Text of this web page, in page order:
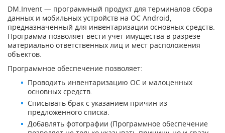
DM.Invent — программный продукт для терминалов сбора
данных и мобильных устройств на ОС Android,
предназначенный для инвентаризации основных средств.
Программа позволяет вести учет имущества в разрезе
материально ответственных лиц и мест расположения
объектов.
Программное обеспечение позволяет:
Проводить инвентаризацию ОС и малоценных
основных средств.
Списывать брак с указанием причин из
предложенного списка.
Добавлять фотографии (Программное обеспечение